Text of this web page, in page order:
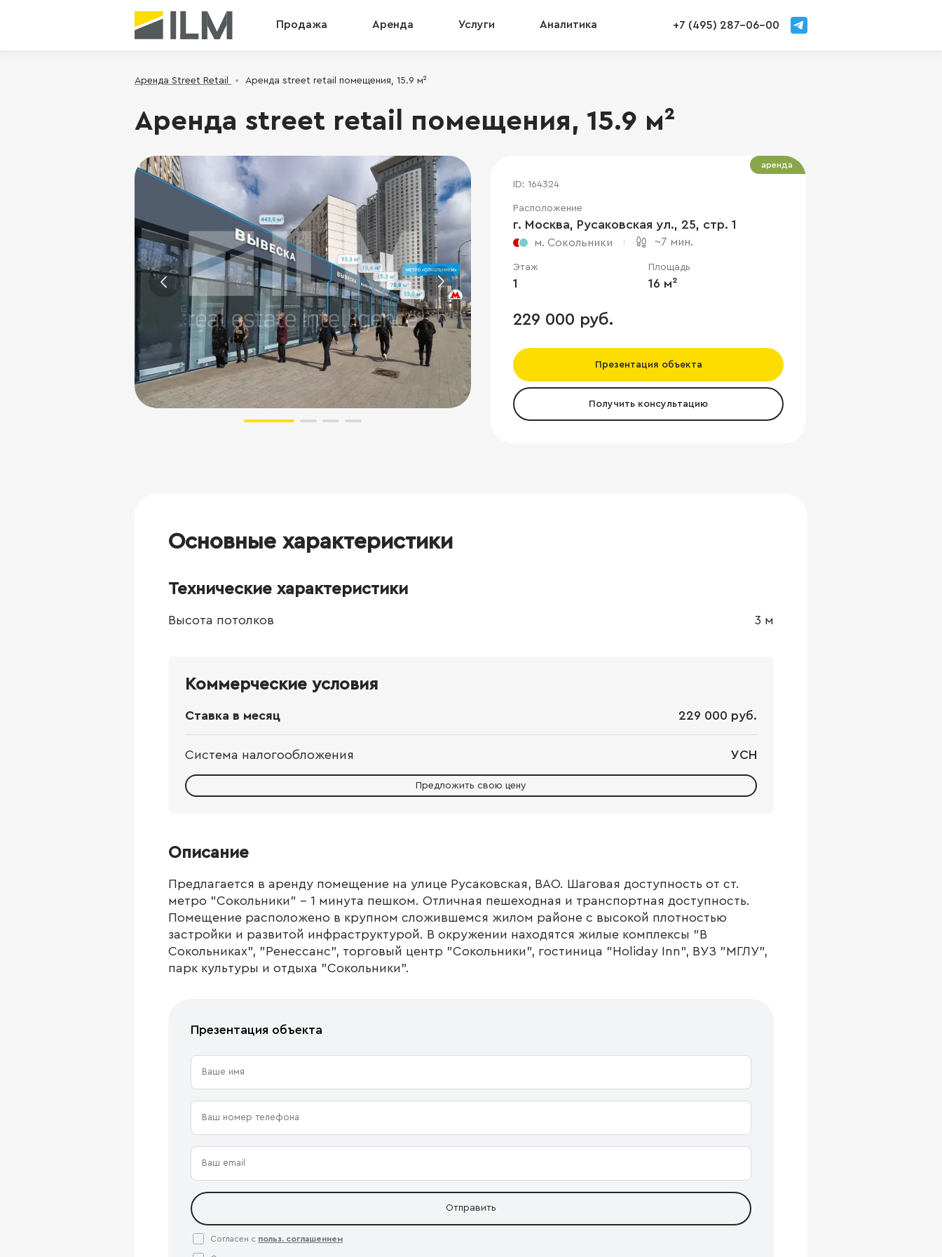
Продажа Аренда Услуги Аналитика +7 (495) 287-06-00
Аренда Street Retail Аренда street retail помещения, 15.9 м²
Аренда street retail помещения, 15.9 м²
ID: 164324
Расположение
г. Москва, Русаковская ул., 25, стр. 1
м. Сокольники ~7 мин.
Этаж
1
Площадь
16 м²
229 000 руб.
Презентация объекта
Получить консультацию
аренда
Основные характеристики
Технические характеристики
Высота потолков 3 м
Коммерческие условия
Ставка в месяц 229 000 руб.
Система налогообложения УСН
Предложить свою цену
Описание
Предлагается в аренду помещение на улице Русаковская, ВАО. Шаговая доступность от ст.
метро "Сокольники" - 1 минута пешком. Отличная пешеходная и транспортная доступность.
Помещение расположено в крупном сложившемся жилом районе с высокой плотностью
застройки и развитой инфраструктурой. В окружении находятся жилые комплексы "В
Сокольниках", "Ренессанс", торговый центр "Сокольники", гостиница "Holiday Inn", ВУЗ "МГЛУ",
парк культуры и отдыха "Сокольники".
Презентация объекта
Отправить
Согласен с польз. соглашением